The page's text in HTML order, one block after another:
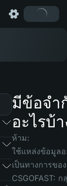
มีข้อจำ
อะไรบ้
ห้าม:
ใช้แหล่งข้อมูลอ
เป็นทางการของ
CSGOFAST: ก